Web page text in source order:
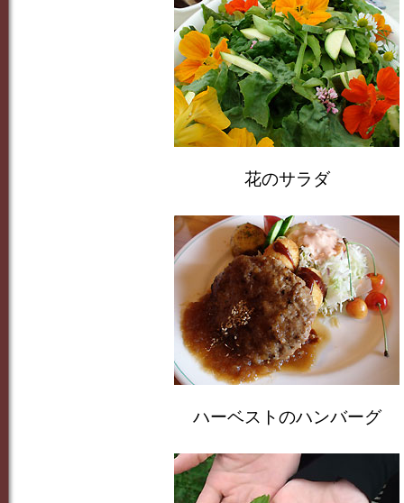
花のサラダ
ハーベストのハンバーグ